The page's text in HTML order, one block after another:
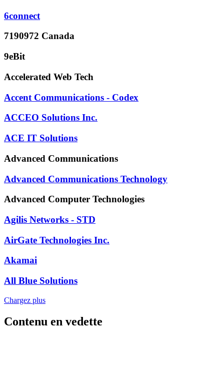
6connect
7190972 Canada
9eBit
Accelerated Web Tech
Accent Communications - Codex
ACCEO Solutions Inc.
ACE IT Solutions
Advanced Communications
Advanced Communications Technology
Advanced Computer Technologies
Agilis Networks - STD
AirGate Technologies Inc.
Akamai
All Blue Solutions
Chargez plus
Contenu en vedette